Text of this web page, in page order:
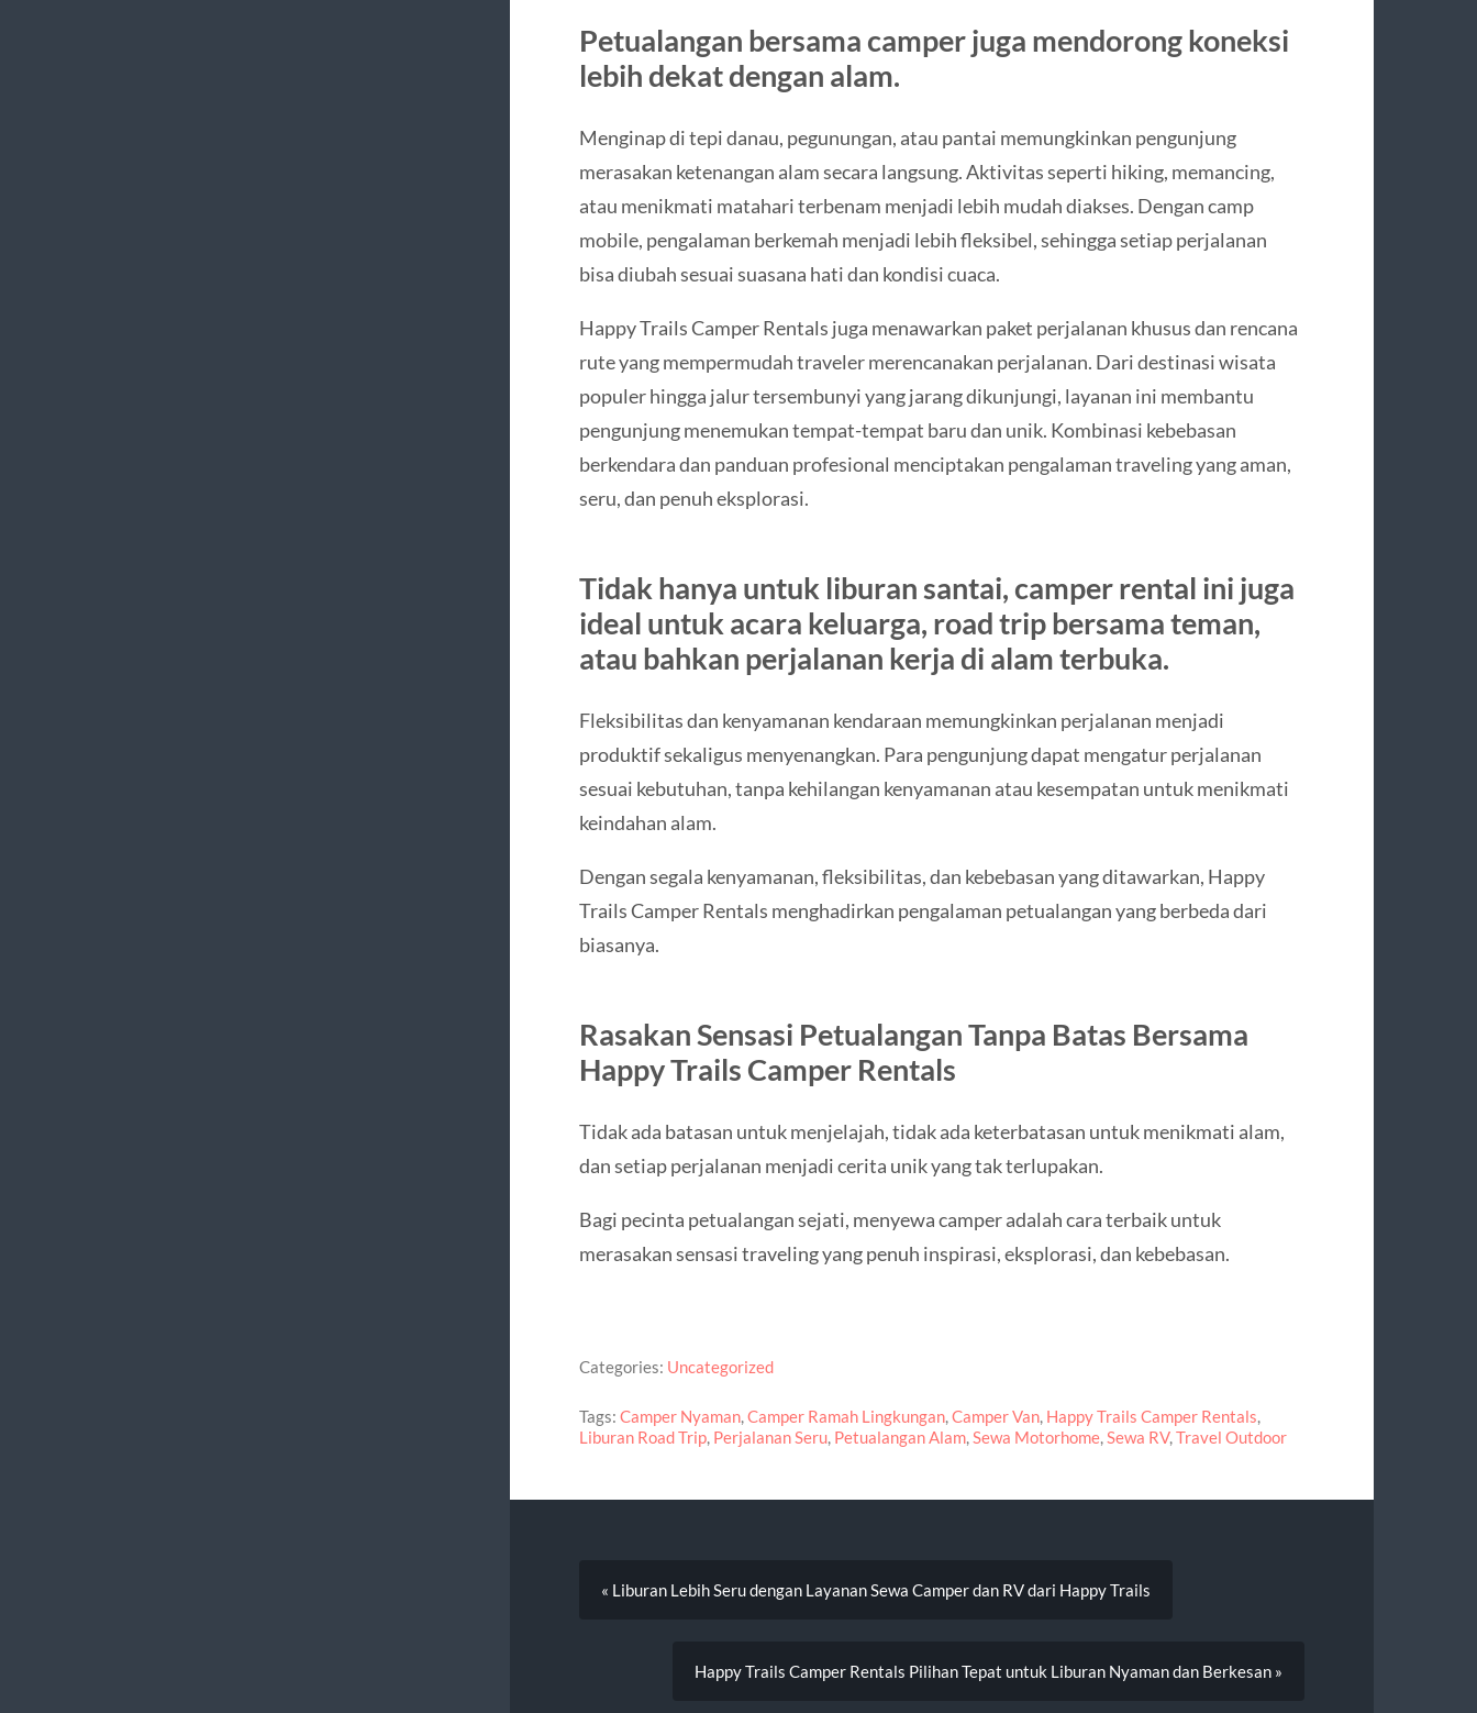
Petualangan bersama camper juga mendorong koneksi
lebih dekat dengan alam.
Menginap di tepi danau, pegunungan, atau pantai memungkinkan pengunjung
merasakan ketenangan alam secara langsung. Aktivitas seperti hiking, memancing,
atau menikmati matahari terbenam menjadi lebih mudah diakses. Dengan camp
mobile, pengalaman berkemah menjadi lebih fleksibel, sehingga setiap perjalanan
bisa diubah sesuai suasana hati dan kondisi cuaca.
Happy Trails Camper Rentals juga menawarkan paket perjalanan khusus dan rencana
rute yang mempermudah traveler merencanakan perjalanan. Dari destinasi wisata
populer hingga jalur tersembunyi yang jarang dikunjungi, layanan ini membantu
pengunjung menemukan tempat-tempat baru dan unik. Kombinasi kebebasan
berkendara dan panduan profesional menciptakan pengalaman traveling yang aman,
seru, dan penuh eksplorasi.
Tidak hanya untuk liburan santai, camper rental ini juga
ideal untuk acara keluarga, road trip bersama teman,
atau bahkan perjalanan kerja di alam terbuka.
Fleksibilitas dan kenyamanan kendaraan memungkinkan perjalanan menjadi
produktif sekaligus menyenangkan. Para pengunjung dapat mengatur perjalanan
sesuai kebutuhan, tanpa kehilangan kenyamanan atau kesempatan untuk menikmati
keindahan alam.
Dengan segala kenyamanan, fleksibilitas, dan kebebasan yang ditawarkan, Happy
Trails Camper Rentals menghadirkan pengalaman petualangan yang berbeda dari
biasanya.
Rasakan Sensasi Petualangan Tanpa Batas Bersama
Happy Trails Camper Rentals
Tidak ada batasan untuk menjelajah, tidak ada keterbatasan untuk menikmati alam,
dan setiap perjalanan menjadi cerita unik yang tak terlupakan.
Bagi pecinta petualangan sejati, menyewa camper adalah cara terbaik untuk
merasakan sensasi traveling yang penuh inspirasi, eksplorasi, dan kebebasan.
Categories: Uncategorized
Tags: Camper Nyaman,Camper Ramah Lingkungan,Camper Van, Happy Trails Camper Rentals,
Liburan Road Trip, Perjalanan Seru, Petualangan Alam,Sewa Motorhome,Sewa RV,Travel Outdoor
« Liburan Lebih Seru dengan Layanan Sewa Camper dan RV dari Happy Trails
Happy Trails Camper Rentals Pilihan Tepat untuk Liburan Nyaman dan Berkesan »